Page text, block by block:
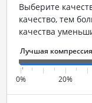
Выберите
качество, тем
качества
0% 20%